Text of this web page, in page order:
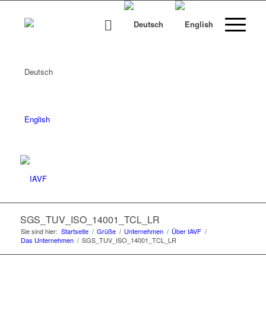
Deutsch
English
SGS_TUV_ISO_14001_TCL_LR
Sie sind hier: Startseite / Grüße / Unternehmen / Über IAVF /
Das Unternehmen / SGS_TUV_ISO_14001_TCL_LR